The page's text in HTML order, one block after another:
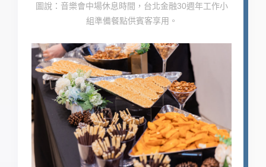
圖說：音樂會中場休息時間，台北金融30週年工作小
組準備餐點供賓客享用。